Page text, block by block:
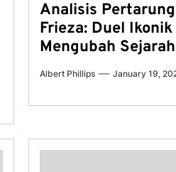
Analisis
Frieza: Duel
Mengubah
Albert Phillips January 19,